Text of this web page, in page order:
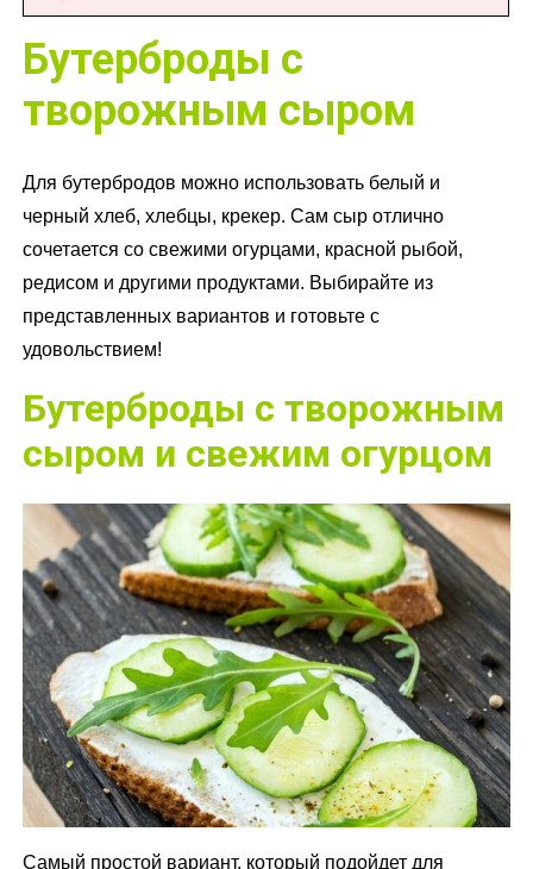
Бутерброды с
творожным сыром
Для бутербродов можно использовать белый и
черный хлеб, хлебцы, крекер. Сам сыр отлично
сочетается со свежими огурцами, красной рыбой,
редисом и другими продуктами. Выбирайте из
представленных вариантов и готовьте с
удовольствием!
Бутерброды с творожным
сыром и свежим огурцом
Самый простой вариант, который подойдет для